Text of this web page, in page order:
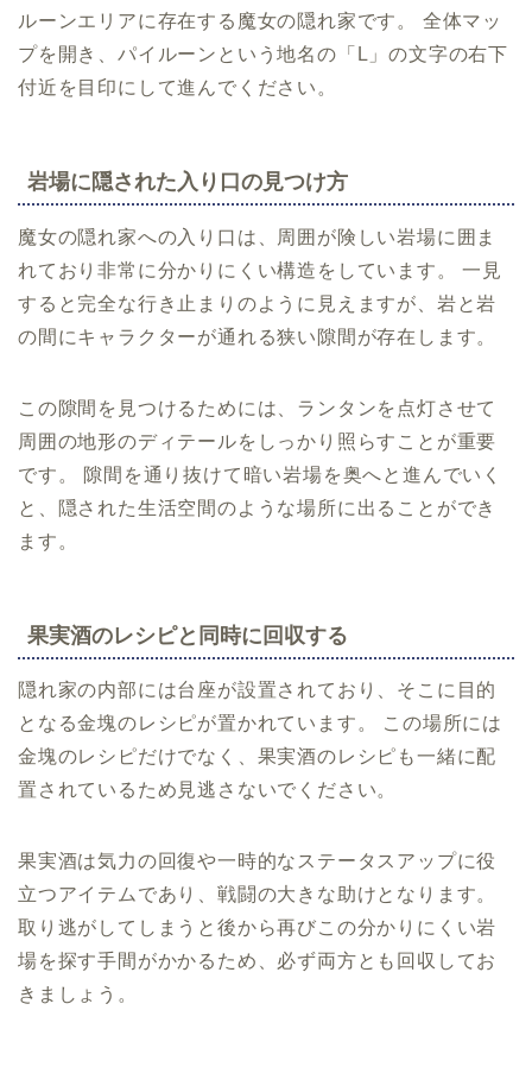
ルーンエリアに存在する魔女の隠れ家です。 全体マッ
プを開き、パイルーンという地名の「L」の文字の右下
付近を目印にして進んでください。
岩場に隠された入り口の見つけ方
魔女の隠れ家への入り口は、周囲が険しい岩場に囲ま
れており非常に分かりにくい構造をしています。 一見
すると完全な行き止まりのように見えますが、岩と岩
の間にキャラクターが通れる狭い隙間が存在します。
この隙間を見つけるためには、ランタンを点灯させて
周囲の地形のディテールをしっかり照らすことが重要
です。 隙間を通り抜けて暗い岩場を奥へと進んでいく
と、隠された生活空間のような場所に出ることができ
ます。
果実酒のレシピと同時に回収する
隠れ家の内部には台座が設置されており、そこに目的
となる金塊のレシピが置かれています。 この場所には
金塊のレシピだけでなく、果実酒のレシピも一緒に配
置されているため見逃さないでください。
果実酒は気力の回復や一時的なステータスアップに役
立つアイテムであり、戦闘の大きな助けとなります。
取り逃がしてしまうと後から再びこの分かりにくい岩
場を探す手間がかかるため、必ず両方とも回収してお
きましょう。